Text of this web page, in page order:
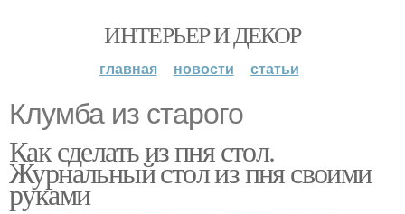
ИНТЕРЬЕР И ДЕКОР
главная новости статьи
Клумба из старого
Как сделать из пня стол.
Журнальный стол из пня своими
руками